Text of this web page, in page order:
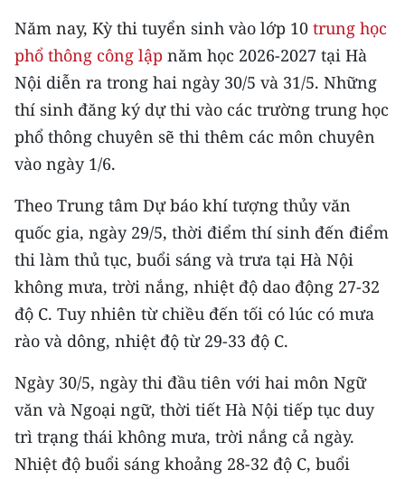
TRI THỨC CHUYÊN SÂU
54 DÂN TỘC VIỆT NAM
CHƯƠNG TRÌNH OCOP - MỖI XÃ
MỘT SẢN PHẨM
RADIO
MEDIA CENTER
E-Magazine
Video
Media Chính trị
Media Kinh tế
Media Văn hóa
Năm nay, Kỳ thi tuyển sinh vào lớp 10 trung học
phổ thông công lập năm học 2026-2027 tại Hà
Nội diễn ra trong hai ngày 30/5 và 31/5. Những
thí sinh đăng ký dự thi vào các trường trung học
phổ thông chuyên sẽ thi thêm các môn chuyên
vào ngày 1/6.
Theo Trung tâm Dự báo khí tượng thủy văn
quốc gia, ngày 29/5, thời điểm thí sinh đến điểm
thi làm thủ tục, buổi sáng và trưa tại Hà Nội
không mưa, trời nắng, nhiệt độ dao động 27-32
độ C. Tuy nhiên từ chiều đến tối có lúc có mưa
rào và dông, nhiệt độ từ 29-33 độ C.
Ngày 30/5, ngày thi đầu tiên với hai môn Ngữ
văn và Ngoại ngữ, thời tiết Hà Nội tiếp tục duy
trì trạng thái không mưa, trời nắng cả ngày.
Nhiệt độ buổi sáng khoảng 28-32 độ C, buổi